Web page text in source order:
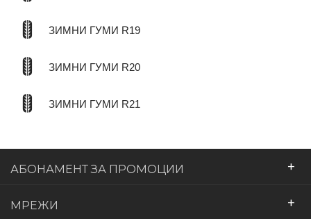
ЗИМНИ ГУМИ R19
ЗИМНИ ГУМИ R20
ЗИМНИ ГУМИ R21
АБОНАМЕНТ ЗА ПРОМОЦИИ +
МРЕЖИ +